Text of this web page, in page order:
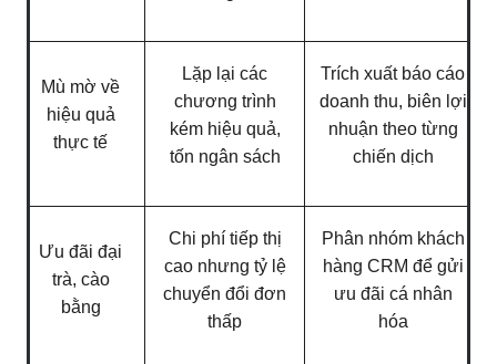
Mù mờ về
hiệu quả
thực tế
Lặp lại các
chương trình
kém hiệu quả,
tốn ngân sách
Trích xuất báo cáo
doanh thu, biên lợi
nhuận theo từng
chiến dịch
Ưu đãi đại
trà, cào
bằng
Chi phí tiếp thị
cao nhưng tỷ lệ
chuyển đổi đơn
thấp
Phân nhóm khách
hàng CRM để gửi
ưu đãi cá nhân
hóa